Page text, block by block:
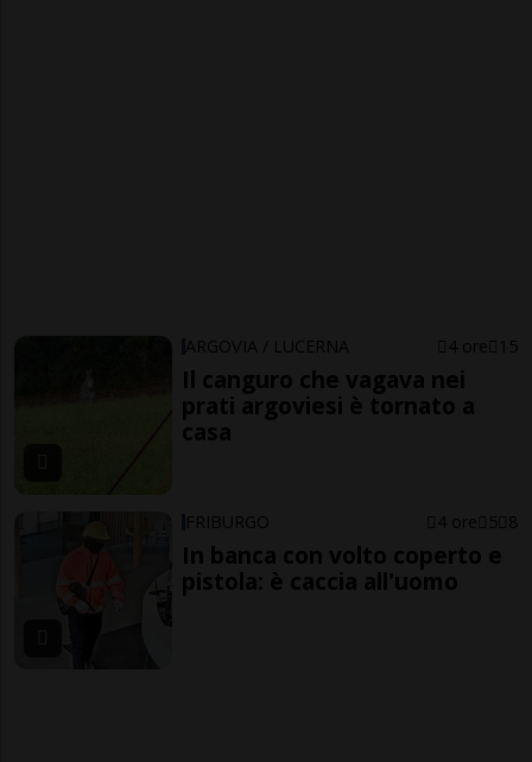
ARGOVIA / LUCERNA 4 ore 15
Il canguro che vagava nei
prati argoviesi è tornato a
casa
FRIBURGO 4 ore 5 8
In banca con volto coperto e
pistola: è caccia all'uomo